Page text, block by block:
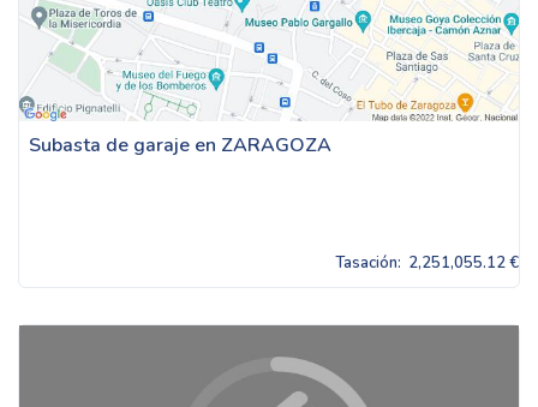
Subasta de garaje en ZARAGOZA
Tasación: 2,251,055.12 €